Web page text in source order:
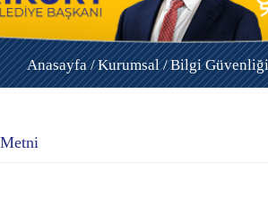
Anasayfa /Kurumsal /Bilgi